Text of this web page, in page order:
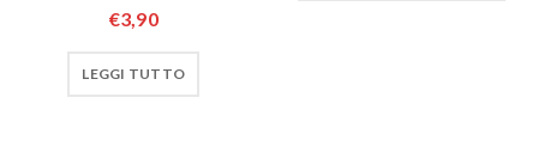
€3,90
LEGGI TUTTO